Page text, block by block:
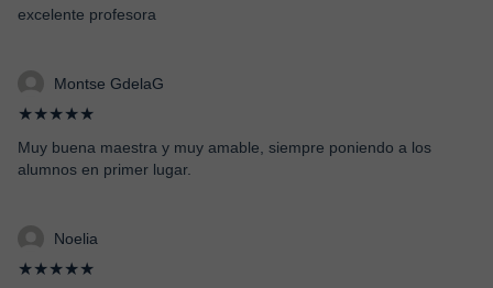
excelente profesora
Montse GdelaG
★★★★★
Muy buena maestra y muy amable, siempre poniendo a los
alumnos en primer lugar.
Noelia
★★★★★